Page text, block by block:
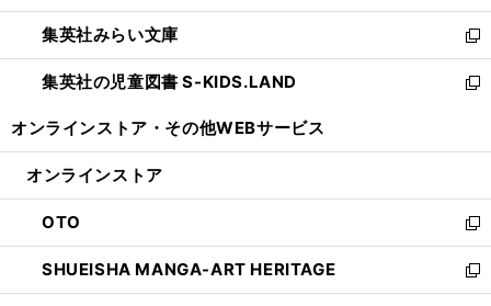
開
く
ウ
で
開
く
ン
ド
ウ
で
ウ
ィ
ン
ド
開
集英社みらい文庫
新
し
い
ン
ウ
で
開
く
集英社の児童図書 S-KIDS.LAND
新
ウ
ン
ド
ウ
で
開
オンラインストア・ その他WEBサービス
オンラインストア
OTO
新
し
い
ウ
SHUEISHA MANGA-ART HERITAGE
新
し